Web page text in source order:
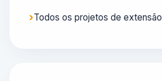
Todos os projetos de extensão